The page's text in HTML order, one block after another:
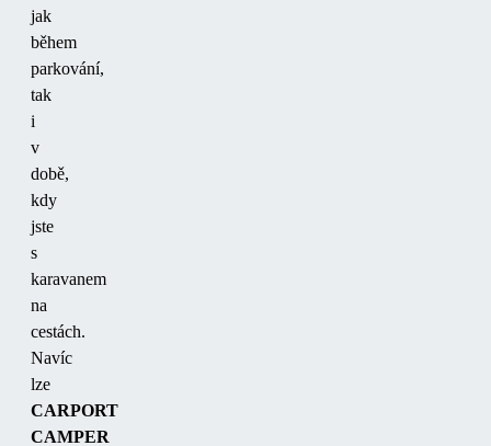
jak
během
parkování,
tak
i
v
době,
kdy
jste
s
karavanem
na
cestách.
Navíc
lze
CARPORT
CAMPER